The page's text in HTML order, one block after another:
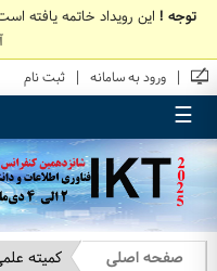
توجه ! این رویداد خاتمه یافته
| ورود به سامانه | ثبت نام
☰
صفحه اصلی کمیته